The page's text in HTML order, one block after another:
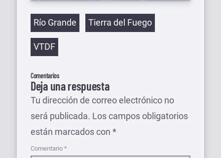
Etiquetas
Río Grande Tierra del Fuego
VTDF
Comentarios
Deja una respuesta
Tu dirección de correo electrónico no
será publicada. Los campos obligatorios
están marcados con *
Comentario *